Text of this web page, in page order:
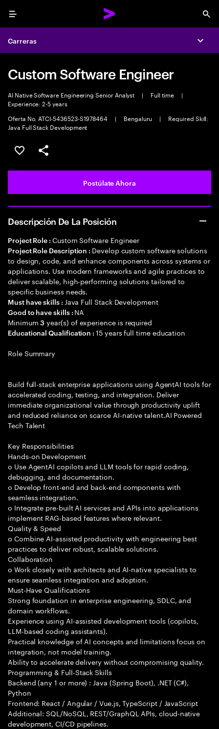
Menu
Carreras
Custom Software Engineer
AI Native Software Engineering Senior Analyst | Full time
|
Experience: 2-5 years
Oferta No. ATCI-5436523-S1978464
| Bengaluru |
Required Skill:
Java Full Stack Development
Guardar este empleo
Compartir este empleo
Postúlate Ahora
Descripción De La Posición
Project Role : Custom Software Engineer
Project Role Description : Develop custom software solutions
to design, code, and enhance components across systems or
applications. Use modern frameworks and agile practices to
deliver scalable, high-performing solutions tailored to
specific business needs.
Must have skills : Java Full Stack Development
Good to have skills : NA
Minimum3 year(s) of experience is required
Educational Qualification :15 years full time education
Role Summary
Build full-stack enterprise applications using AgentAI tools for
accelerated coding, testing, and integration. Deliver
immediate organizational value through productivity uplift
and reduced reliance on scarce AI-native talent.AI Powered
Tech Talent
Key Responsibilities
Hands-on Development
o Use AgentAI copilots and LLM tools for rapid coding,
debugging, and documentation.
o Develop front-end and back-end components with
seamless integration.
o Integrate pre-built AI services and APIs into applications
implement RAG-based features where relevant.
Quality & Speed
o Combine AI-assisted productivity with engineering best
practices to deliver robust, scalable solutions.
Collaboration
o Work closely with architects and AI-native specialists to
ensure seamless integration and adoption.
Must-Have Qualifications
Strong foundation in enterprise engineering, SDLC, and
domain workflows.
Experience using AI-assisted development tools (copilots,
LLM-based coding assistants).
Practical knowledge of AI concepts and limitations focus on
integration, not model training.
Ability to accelerate delivery without compromising quality.
Programming & Full-Stack Skills
Backend (any 1 or more) : Java (Spring Boot), .NET (C#),
Python
Frontend: React / Angular / Vue.js, TypeScript / JavaScript
Additional: SQL/NoSQL, REST/GraphQL APIs, cloud-native
development, CI/CD pipelines.